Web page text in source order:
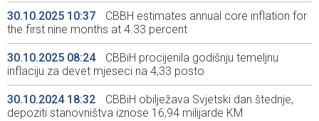
30.10.2025 10:37
CBBH estimates annual core inflation for
the first nine months at 4.33 percent
30.10.2025 08:24
CBBiH procijenila godišnju temeljnu
inflaciju za devet mjeseci na 4,33 posto
30.10.2024 18:32
CBBiH obilježava Svjetski dan štednje,
depoziti stanovništva iznose 16,94 milijarde KM